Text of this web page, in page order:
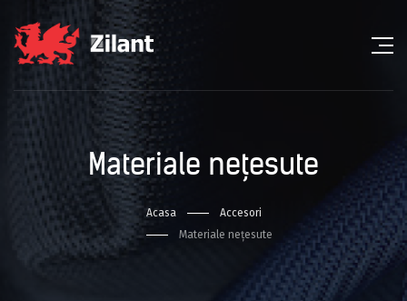
Materiale nețesute
Acasa
Accesori
Materiale nețesute